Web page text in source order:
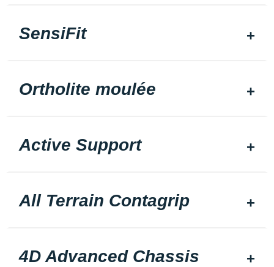
SensiFit
Ortholite moulée
Active Support
All Terrain Contagrip
4D Advanced Chassis